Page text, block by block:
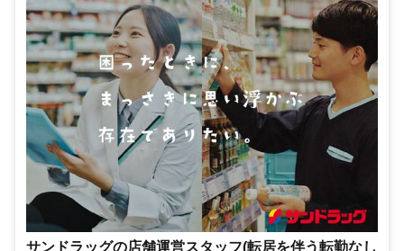
サンドラッグの店舗運営スタッフ(転居を伴う転勤なし